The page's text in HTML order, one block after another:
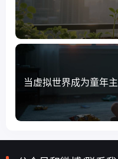
当虚拟世界成为童年